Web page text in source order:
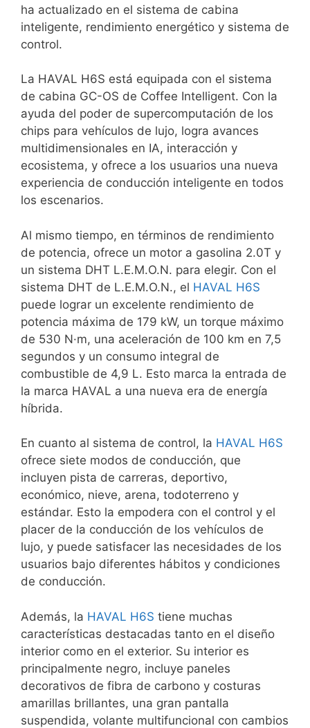
ha actualizado en el sistema de cabina
inteligente, rendimiento energético y sistema de
control.
La HAVAL H6S está equipada con el sistema
de cabina GC-OS de Coffee Intelligent. Con la
ayuda del poder de supercomputación de los
chips para vehículos de lujo, logra avances
multidimensionales en IA, interacción y
ecosistema, y ofrece a los usuarios una nueva
experiencia de conducción inteligente en todos
los escenarios.
Al mismo tiempo, en términos de rendimiento
de potencia, ofrece un motor a gasolina 2.0T y
un sistema DHT L.E.M.O.N. para elegir. Con el
sistema DHT de L.E.M.O.N., el HAVAL H6S
puede lograr un excelente rendimiento de
potencia máxima de 179 kW, un torque máximo
de 530 N·m, una aceleración de 100 km en 7,5
segundos y un consumo integral de
combustible de 4,9 L. Esto marca la entrada de
la marca HAVAL a una nueva era de energía
híbrida.
En cuanto al sistema de control, la HAVAL H6S
ofrece siete modos de conducción, que
incluyen pista de carreras, deportivo,
económico, nieve, arena, todoterreno y
estándar. Esto la empodera con el control y el
placer de la conducción de los vehículos de
lujo, y puede satisfacer las necesidades de los
usuarios bajo diferentes hábitos y condiciones
de conducción.
Además, la HAVAL H6S tiene muchas
características destacadas tanto en el diseño
interior como en el exterior. Su interior es
principalmente negro, incluye paneles
decorativos de fibra de carbono y costuras
amarillas brillantes, una gran pantalla
suspendida, volante multifuncional con cambios